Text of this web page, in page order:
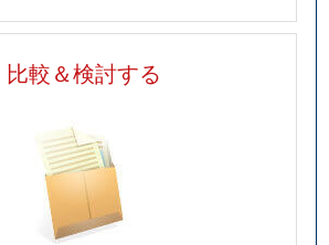
比較＆検討する